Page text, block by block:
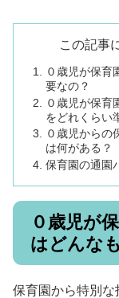
この記事
０歳児が保育
要なの？
０歳児が保育
をどれくらい
０歳児からの
は何がある？
保育園の通園
０歳児が
はどんな
保育園から特別